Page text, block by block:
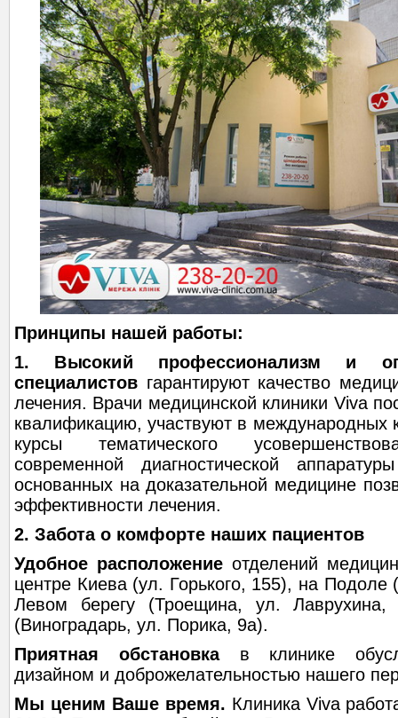
Принципы нашей работы:
1. Высокий профессионализм и
специалистов гарантируют качество
лечения. Врачи медицинской клиники Viva
квалификацию, участвуют в международных
курсы тематического
современной диагностической
основанных на доказательной медицине
эффективности лечения.
2. Забота о комфорте наших пациентов
Удобное расположение отделений
центре Киева (ул. Горького, 155), на
Левом берегу (Троещина, ул.
(Виноградарь, ул. Порика, 9а).
Приятная обстановкав клинике
дизайном и доброжелательностью нашего
Мы ценим Ваше время. Клиника Viva